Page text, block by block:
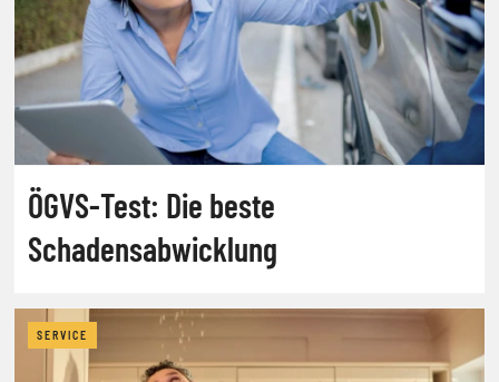
ÖGVS-Test: Die beste
Schadensabwicklung
SERVICE